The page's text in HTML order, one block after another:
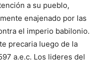
a su pueblo,
enajenado por las
el imperio babilonio.
precaria luego de la
a.e.c. Los lideres del